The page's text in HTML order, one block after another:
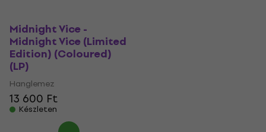
Midnight Vice -
Midnight Vice (Limited
Edition) (Coloured)
(LP)
Hanglemez
13 600 Ft
Készleten